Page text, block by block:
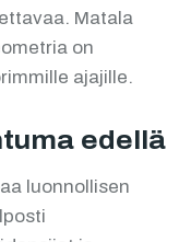
Matala
on
ajajille.
edellä
luonnollisen